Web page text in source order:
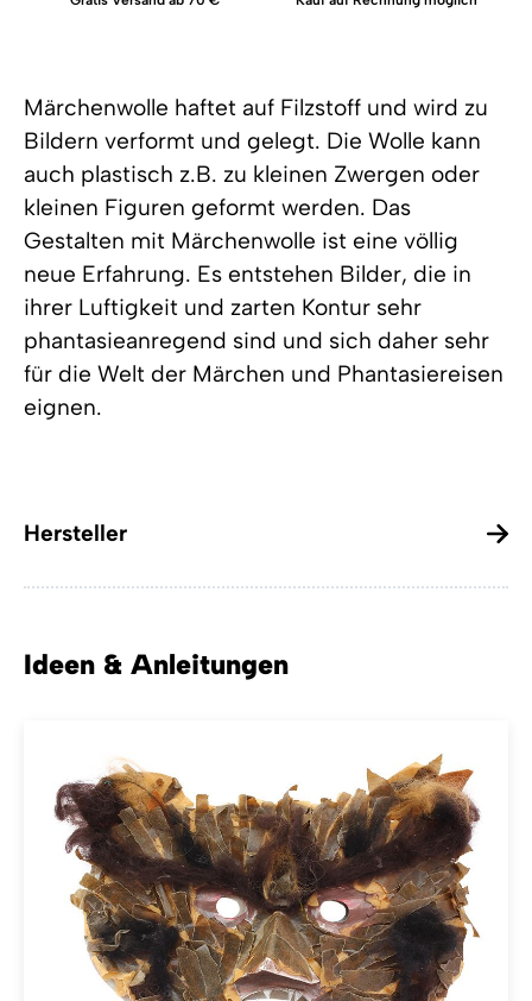
Märchenwolle haftet auf Filzstoff und wird zu
Bildern verformt und gelegt. Die Wolle kann
auch plastisch z.B. zu kleinen Zwergen oder
kleinen Figuren geformt werden. Das
Gestalten mit Märchenwolle ist eine völlig
neue Erfahrung. Es entstehen Bilder, die in
ihrer Luftigkeit und zarten Kontur sehr
phantasieanregend sind und sich daher sehr
für die Welt der Märchen und Phantasiereisen
eignen.
Hersteller
Ideen & Anleitungen